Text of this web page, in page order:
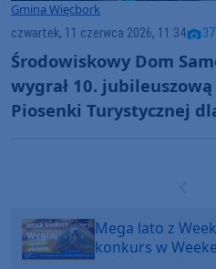
Gmina Więcbork
czwartek, 11 czerwca 2026, 11:34 37
Środowiskowy Dom
wygrał 10.
Piosenki Turystycznej
Mega lato z
konkurs w